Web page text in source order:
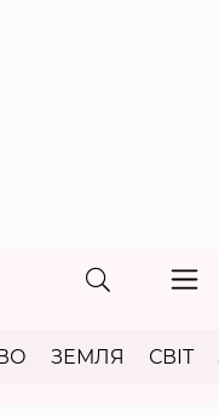
ЗЕМЛЯ СВІТ